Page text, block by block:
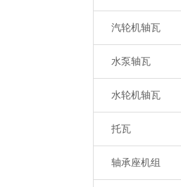
汽轮机轴瓦
水泵轴瓦
水轮机轴瓦
托瓦
轴承座机组